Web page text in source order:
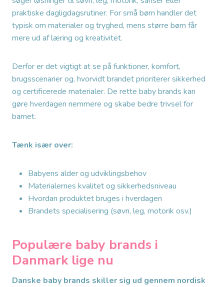
praktiske dagligdagsrutiner. For små børn handler det
typisk om materialer og tryghed, mens større børn får
mere ud af læring og kreativitet.
Derfor er det vigtigt at se på funktioner, komfort,
brugsscenarier og, hvorvidt brandet prioriterer sikkerhed
og certificerede materialer. De rette baby brands kan
gøre hverdagen nemmere og skabe bedre trivsel for
barnet.
Tænk især over:
Babyens alder og udviklingsbehov
Materialernes kvalitet og sikkerhedsniveau
Hvordan produktet bruges i hverdagen
Brandets specialisering (søvn, leg, motorik osv.)
Populære baby brands i
Danmark lige nu
Danske baby brands skiller sig ud gennem nordisk